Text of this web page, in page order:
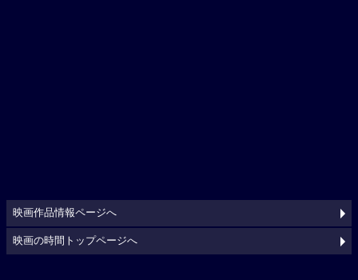
映画作品情報ページへ
映画の時間トップページへ